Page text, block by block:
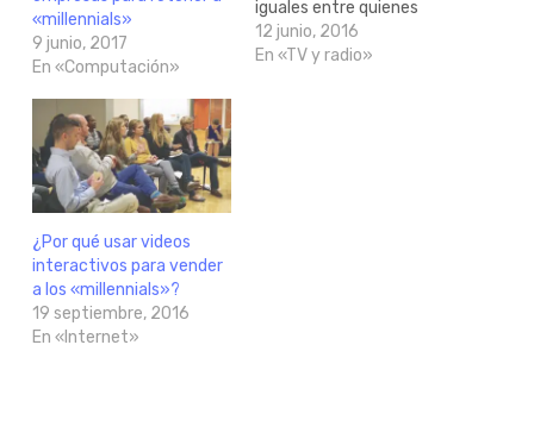
«millennials»
9 junio, 2017
En «Computación»
iguales entre quienes
dieron de baja el servicio
("cord cutters") y quienes
12 junio, 2016
En «TV y radio»
¿Por qué usar videos
interactivos para vender
a los «millennials»?
19 septiembre, 2016
En «Internet»